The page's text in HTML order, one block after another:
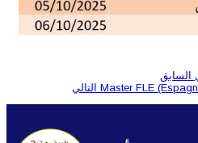
السابق
التالي